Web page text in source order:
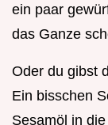
ein paar
das Ganze
Oder du gibst
Ein bisschen
Sesamöl in